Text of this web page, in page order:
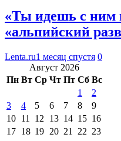
«Ты идешь с ним
«альпийский
Lenta.ru1 месяц спустя 0
Август 2026
Пн Вт Ср Чт Пт Сб Вс
1
2
3
4 5 6 7 8
9
10 11 12 13 14 15 16
17 18 19 20 21 22 23